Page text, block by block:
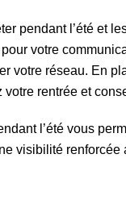
pendant l’été et
votre
votre réseau. En
rentrée et
l’été vous
visibilité